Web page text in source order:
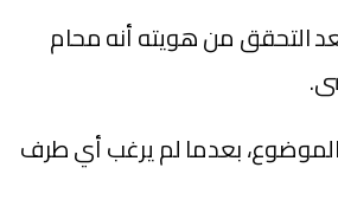
التحقق من هويته أنه محام
الموضوع، بعدما لم يرغب أي طرف